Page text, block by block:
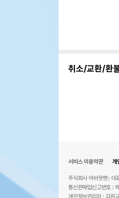
취소/교환/환
서비스 이용약관 개
주식회사 어바웃펫 대
통신판매업신고번호
개인정보관리자 : 김